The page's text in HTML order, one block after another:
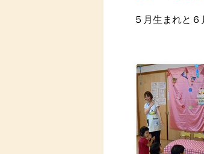
５月生まれと